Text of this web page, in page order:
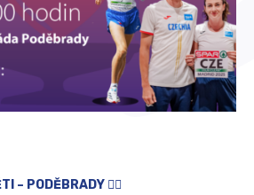
– PODĚBRADY 🏃‍♀️